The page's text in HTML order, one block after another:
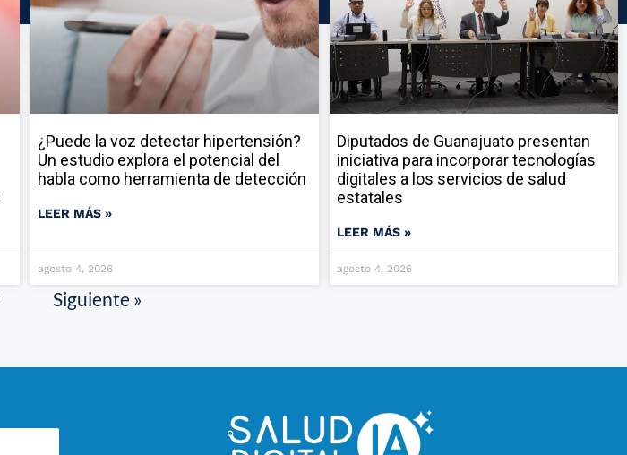
¿Puede la voz detectar hipertensión?
Un estudio explora el potencial del
habla como herramienta de detección
LEER MÁS »
agosto 4, 2026
Diputados de Guanajuato presentan
iniciativa para incorporar tecnologías
digitales a los servicios de salud
estatales
LEER MÁS »
agosto 4, 2026
Siguiente »